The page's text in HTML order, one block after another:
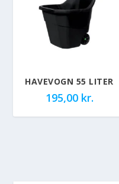
HAVEVOGN 55 LITER
195,00 kr.